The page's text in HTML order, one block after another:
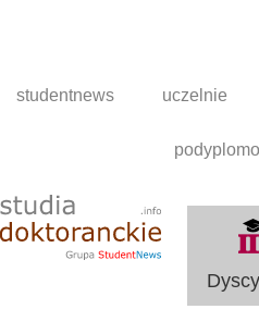
studentnews uczelnie